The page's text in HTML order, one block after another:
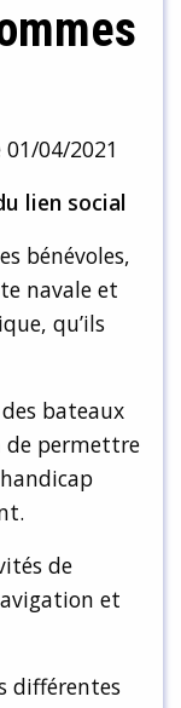
01/04/2021
lien social
bénévoles,
navale et
qu’ils
bateaux
de permettre
de
et
différentes